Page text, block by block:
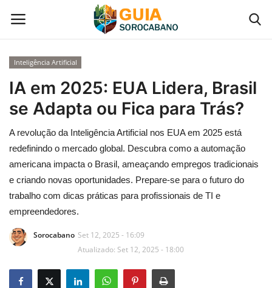
Início
Contato
Gastronomia em Sorocaba
Galeria de Fotos
Categoria
Inteligência Artificial
IA em 2025: EUA Lidera, Brasil
se Adapta ou Fica para Trás?
A revolução da Inteligência Artificial nos EUA em 2025 está
redefinindo o mercado global. Descubra como a automação
americana impacta o Brasil, ameaçando empregos tradicionais
e criando novas oportunidades. Prepare-se para o futuro do
trabalho com dicas práticas para profissionais de TI e
empreendedores.
Sorocabano Set 12, 2025 - 16:09
Atualizado: Set 12, 2025 - 18:00